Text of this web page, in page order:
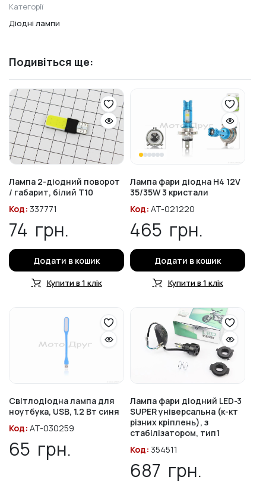
Категорії
Діодні лампи
Подивіться ще:
Лампа 2-діодний поворот
/ габарит, білий T10
Код: 337771
74 грн.
Додати в кошик
Купити в 1 клік
Лампа фари діодна H4 12V
35/35W 3 кристали
Код: AT-021220
465 грн.
Додати в кошик
Купити в 1 клік
Світлодіодна лампа для
ноутбука, USB, 1.2 Вт синя
Код: AT-030259
65 грн.
Лампа фари діодний LED-3
SUPER універсальна (к-кт
різних кріплень), з
стабілізатором, тип1
Код: 354511
687 грн.